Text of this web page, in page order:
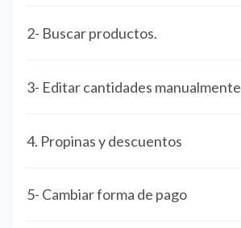
2- Buscar productos.
3- Editar cantidades manualmente
4. Propinas y descuentos
5- Cambiar forma de pago